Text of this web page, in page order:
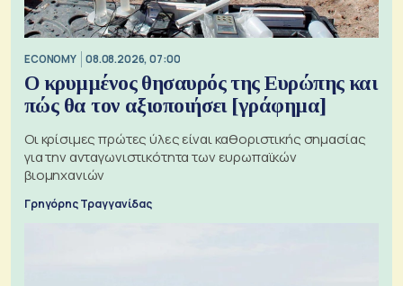
ECONOMY 08.08.2026, 07:00
Ο κρυμμένος θησαυρός της Ευρώπης και
πώς θα τον αξιοποιήσει [γράφημα]
Οι κρίσιμες πρώτες ύλες είναι καθοριστικής σημασίας
για την ανταγωνιστικότητα των ευρωπαϊκών
βιομηχανιών
Γρηγόρης Τραγγανίδας